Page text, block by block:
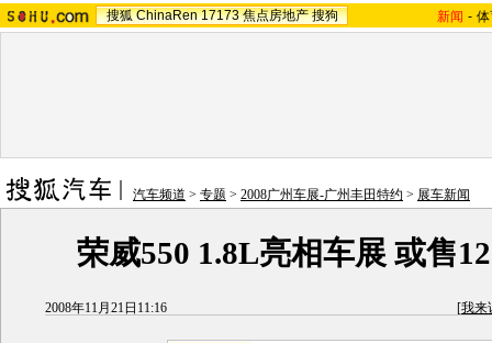
搜狐 ChinaRen 17173 焦点房地产 搜狗 新闻 -
汽车频道 > 专题 > 2008广州车展-广州丰田特约 > 展车新闻
荣威550 1.8L亮相车展 或售
2008年11月21日11:16 [我来